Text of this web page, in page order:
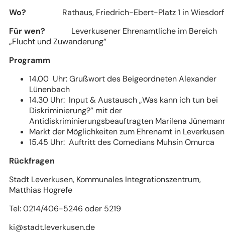
Wo?
Rathaus, Friedrich-Ebert-Platz 1 in Wiesdorf
Für wen? Leverkusener Ehrenamtliche im Bereich
„Flucht und Zuwanderung“
Programm
14.00 Uhr: Grußwort des Beigeordneten Alexander
Lünenbach
14.30 Uhr: Input & Austausch „Was kann ich tun bei
Diskriminierung?” mit der
Antidiskriminierungsbeauftragten Marilena
Markt der Möglichkeiten zum Ehrenamt in Leverkusen
15.45 Uhr: Auftritt des Comedians Muhsin Omurca
Rückfragen
Stadt Leverkusen, Kommunales Integrationszentrum,
Matthias Hogrefe
Tel: 0214/406-5246 oder 5219
ki
stadt.leverkusende